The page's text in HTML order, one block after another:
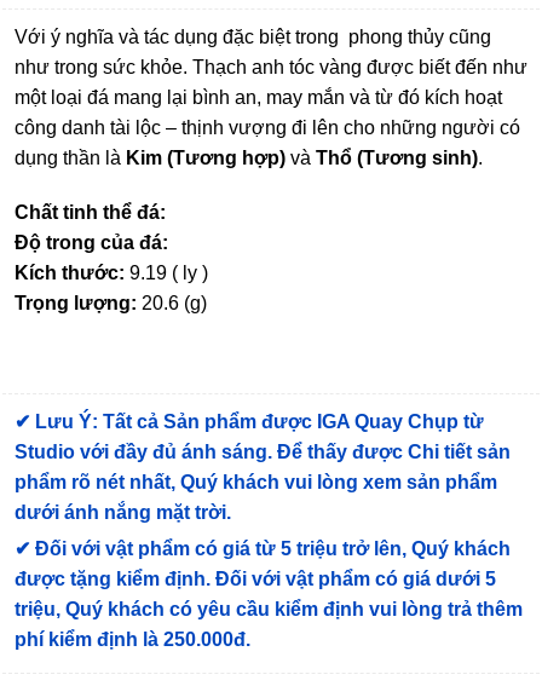
Với ý nghĩa và tác dụng đặc biệt trong phong thủy cũng
như trong sức khỏe. Thạch anh tóc vàng được biết đến như
một loại đá mang lại bình an, may mắn và từ đó kích hoạt
công danh tài lộc – thịnh vượng đi lên cho những người có
dụng thần là Kim (Tương hợp) và Thổ (Tương sinh).
Chất tinh thể đá:
Độ trong của đá:
Kích thước: 9.19 ( ly )
Trọng lượng: 20.6 (g)
✔ Lưu Ý: Tất cả Sản phẩm được IGA Quay Chụp từ
Studio với đầy đủ ánh sáng. Để thấy được Chi tiết sản
phẩm rõ nét nhất, Quý khách vui lòng xem sản phẩm
dưới ánh nắng mặt trời.
✔ Đối với vật phẩm có giá từ 5 triệu trở lên, Quý khách
được tặng kiểm định. Đối với vật phẩm có giá dưới 5
triệu, Quý khách có yêu cầu kiểm định vui lòng trả thêm
phí kiểm định là 250.000đ.